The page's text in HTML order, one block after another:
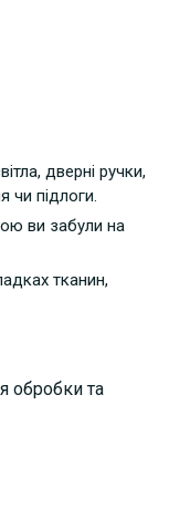
дверні ручки,
чи підлоги.
ви забули на
тканин,
обробки та